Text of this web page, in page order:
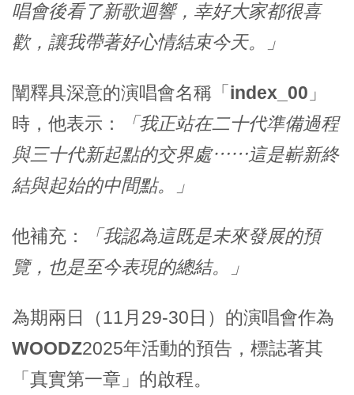
唱會後看了新歌迴響，幸好大家都很喜
歡，讓我帶著好心情結束今天。」
闡釋具深意的演唱會名稱 「index_00」
時，他表示：
「我正站在二十代準備過程
與三十代新起點的交界處⋯⋯這是嶄新終
結與起始的中間點。」
他補充：
「我認為這既是未來發展的預
覽，也是至今表現的總結。」
為期兩日（11月29-30日）的演唱會作為
WOODZ2025年活動的預告，標誌著其
「真實第一章」 的啟程。